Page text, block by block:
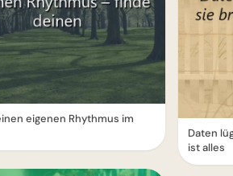
eigenen Rhythmus im
Daten
ist alles